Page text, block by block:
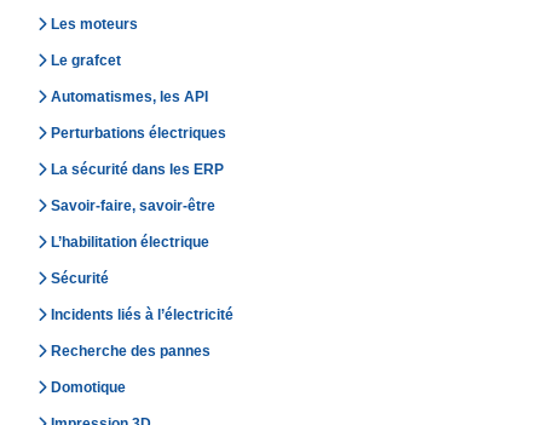
Les moteurs
Le grafcet
Automatismes, les API
Perturbations électriques
La sécurité dans les ERP
Savoir-faire, savoir-être
L’habilitation électrique
Sécurité
Incidents liés à l’électricité
Recherche des pannes
Domotique